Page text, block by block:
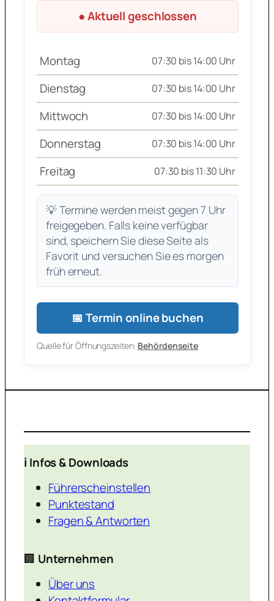
● Aktuell geschlossen
Montag 07:30 bis 14:00 Uhr
Dienstag 07:30 bis 14:00 Uhr
Mittwoch 07:30 bis 14:00 Uhr
Donnerstag 07:30 bis 14:00 Uhr
Freitag 07:30 bis 11:30 Uhr
💡 Termine werden meist gegen 7 Uhr
freigegeben. Falls keine verfügbar
sind, speichern Sie diese Seite als
Favorit und versuchen Sie es morgen
früh erneut.
📅 Termin online buchen
Quelle für Öffnungszeiten: Behördenseite
ℹ️ Infos & Downloads
Führerscheinstellen
Punktestand
Fragen & Antworten
🏢 Unternehmen
Über uns